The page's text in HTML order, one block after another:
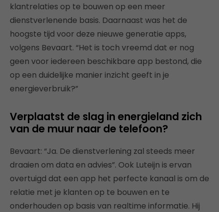
klantrelaties op te bouwen op een meer
dienstverlenende basis. Daarnaast was het de
hoogste tijd voor deze nieuwe generatie apps,
volgens Bevaart. “Het is toch vreemd dat er nog
geen voor iedereen beschikbare app bestond, die
op een duidelijke manier inzicht geeft in je
energieverbruik?”
Verplaatst de slag in energieland zich
van de muur naar de telefoon?
Bevaart: “Ja. De dienstverlening zal steeds meer
draaien om data en advies”. Ook Luteijn is ervan
overtuigd dat een app het perfecte kanaal is om de
relatie met je klanten op te bouwen en te
onderhouden op basis van realtime informatie. Hij